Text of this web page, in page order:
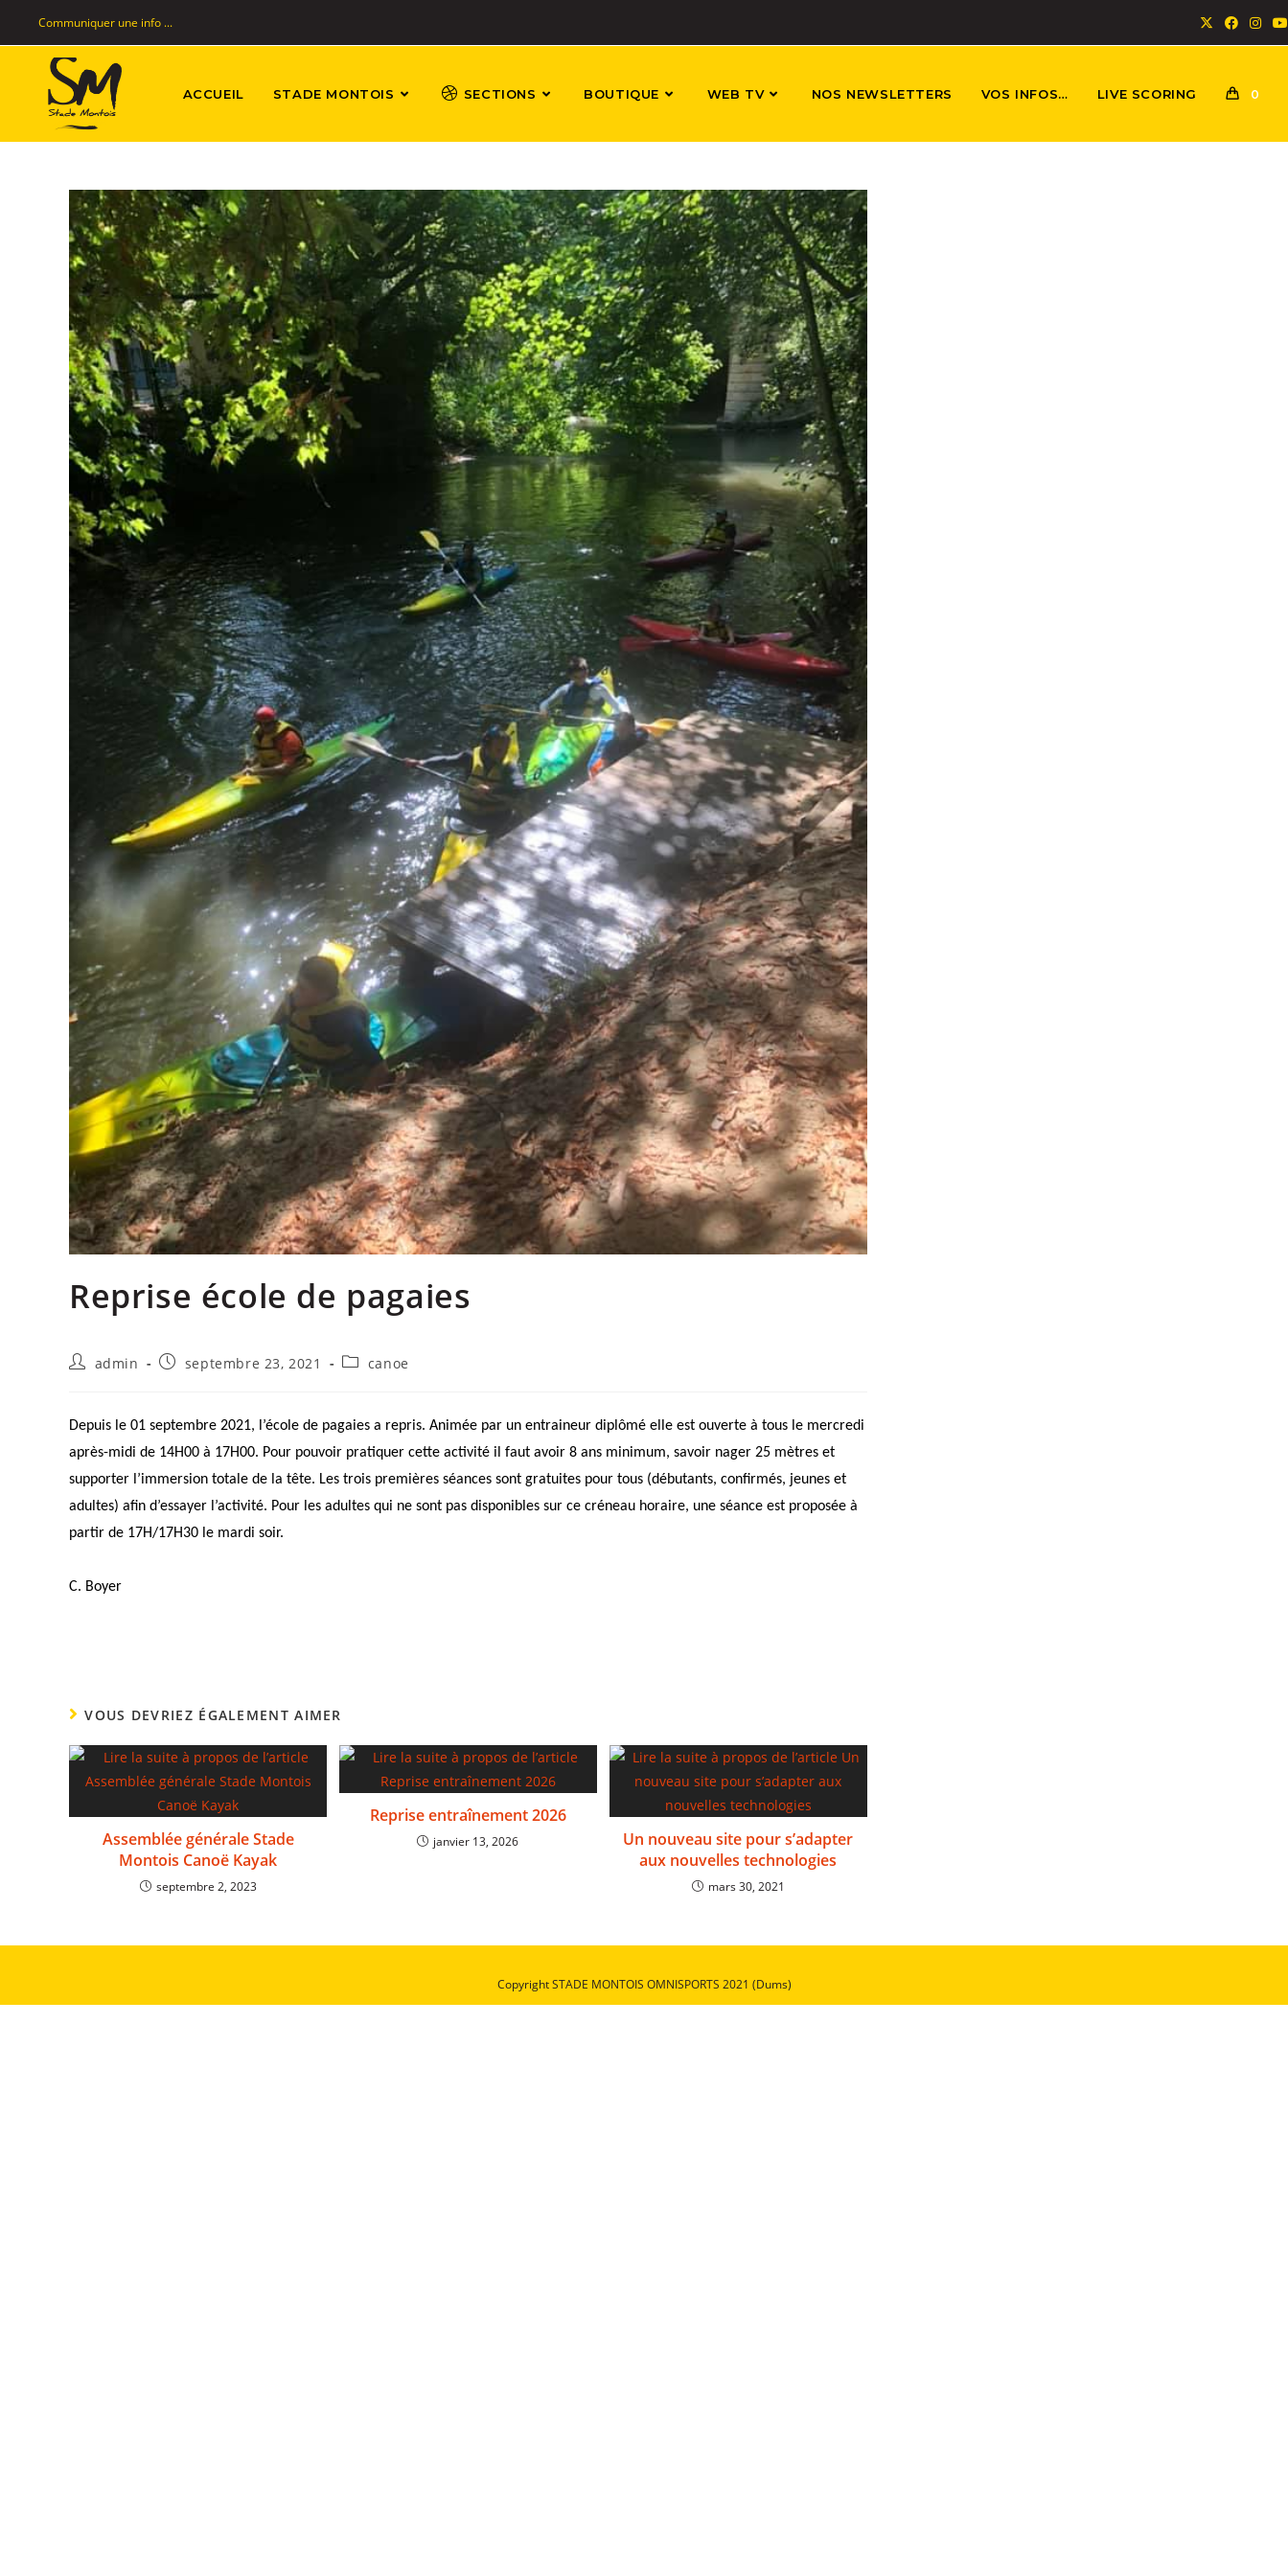
Communiquer une info ...
ACCUEIL STADE MONTOIS SECTIONS BOUTIQUE WEB TV NOS NEWSLETTERS VOS INFOS… LIVE SCORING 0
Reprise école de pagaies
admin septembre 23, 2021 canoe
Depuis le 01 septembre 2021, l’école de pagaies a repris. Animée par un entraineur diplômé elle est ouverte à tous le mercredi
après-midi de 14H00 à 17H00. Pour pouvoir pratiquer cette activité il faut avoir 8 ans minimum, savoir nager 25 mètres et
supporter l’immersion totale de la tête. Les trois premières séances sont gratuites pour tous (débutants, confirmés, jeunes et
adultes) afin d’essayer l’activité. Pour les adultes qui ne sont pas disponibles sur ce créneau horaire, une séance est proposée à
partir de 17H/17H30 le mardi soir.
C. Boyer
VOUS DEVRIEZ ÉGALEMENT AIMER
Assemblée générale Stade
Montois Canoë Kayak
septembre 2, 2023
Reprise entraînement 2026
janvier 13, 2026
Un nouveau site pour s’adapter
aux nouvelles technologies
mars 30, 2021
Copyright STADE MONTOIS OMNISPORTS 2021 (Dums)